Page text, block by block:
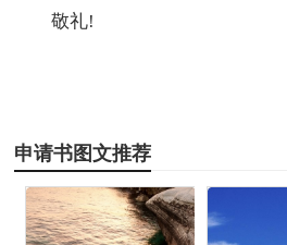
敬礼!
申请书图文推荐